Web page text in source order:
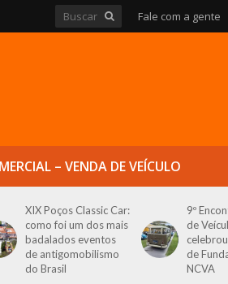
Fale com a gente
– VENDA DE VEÍCULO
XIX Poços Classic Car:
como foi um dos mais
badalados eventos
de antigomobilismo
do Brasil
9º
de
de
NCVA